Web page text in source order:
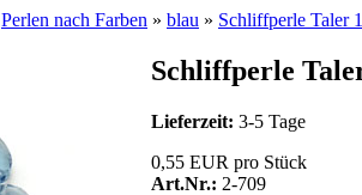
Perlen nach Farben » blau » Schliffperle Taler
Schliffperle
Lieferzeit: 3-5 Tage
0,55 EUR pro Stück
Art.Nr.: 2-709